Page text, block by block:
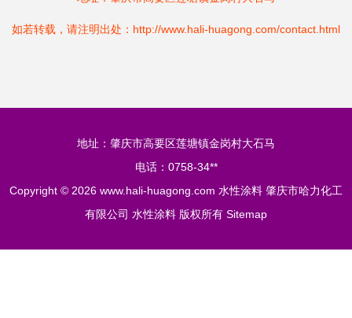
如若转载，请注明出处：http://www.hali-huagong.com/contact.html
地址：肇庆市高要区莲塘镇金岗村大石马
电话：0758-34**
Copyright © 2026 www.hali-huagong.com 水性涂料 肇庆市哈力化工
有限公司 水性涂料 版权所有 Sitemap